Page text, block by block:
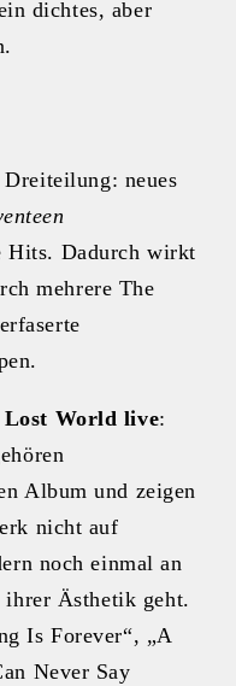
dichtes, aber
neues
Hits. Dadurch wirkt
mehrere The
Lost World live:
Album und zeigen
nicht auf
noch einmal an
Ästhetik geht.
Is Forever“, „A
Never Say